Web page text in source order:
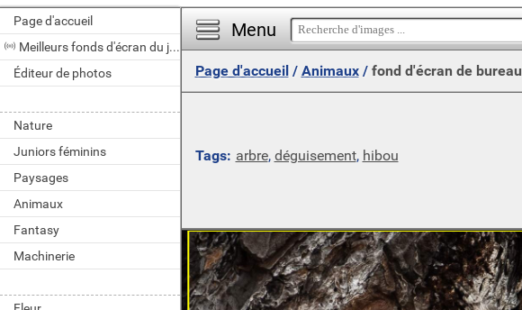
Page d'accueil
Meilleurs fonds d'écran du jour
Éditeur de photos
Nature
Juniors féminins
Paysages
Animaux
Fantasy
Machinerie
Menu
Page d'accueil/ Animaux/ fond d'écran de bureau
Tags: arbre, déguisement, hibou